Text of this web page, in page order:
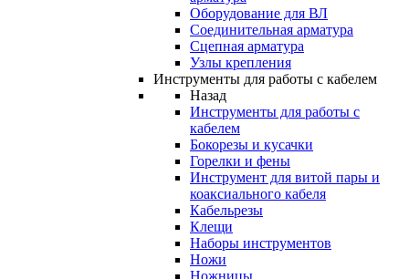
Оборудование для ВЛ
Соединительная арматура
Сцепная арматура
Узлы крепления
Инструменты для работы с кабелем
Назад
Инструменты для работы с
кабелем
Бокорезы и кусачки
Горелки и фены
Инструмент для витой пары и
коаксиального кабеля
Кабельрезы
Клещи
Наборы инструментов
Ножи
Ножницы